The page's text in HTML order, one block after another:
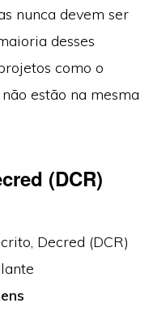
nunca devem ser
desses
como o
estão na mesma
(DCR)
Decred (DCR)